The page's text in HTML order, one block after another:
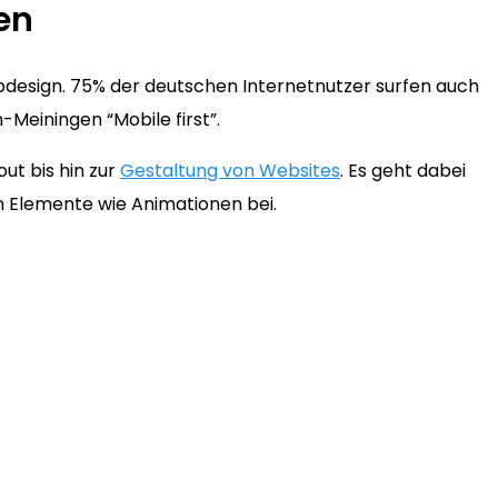
75% der deutschen Internetnutzer surfen auch
“Mobile first”.
bis hin zurGestaltung von Websites. Es geht dabei
wie Animationen bei.